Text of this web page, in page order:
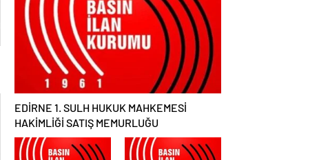
EDİRNE 1. SULH HUKUK MAHKEMESİ
HAKİMLİĞİ SATIŞ MEMURLUĞU